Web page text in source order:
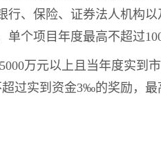
行、保险、证券法人机构
个项目年度最高不超过
万元以上且当年度实到
过实到资金3‰的奖励，